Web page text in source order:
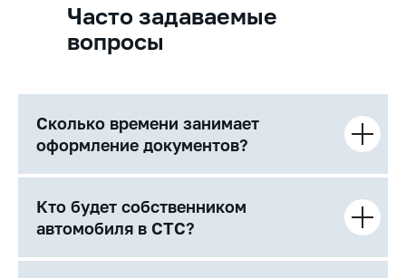
Часто задаваемые
вопросы
Сколько времени занимает
оформление документов?
Кто будет собственником
автомобиля в СТС?